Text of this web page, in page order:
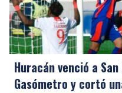
Huracán venció a
Gasómetro y cortó